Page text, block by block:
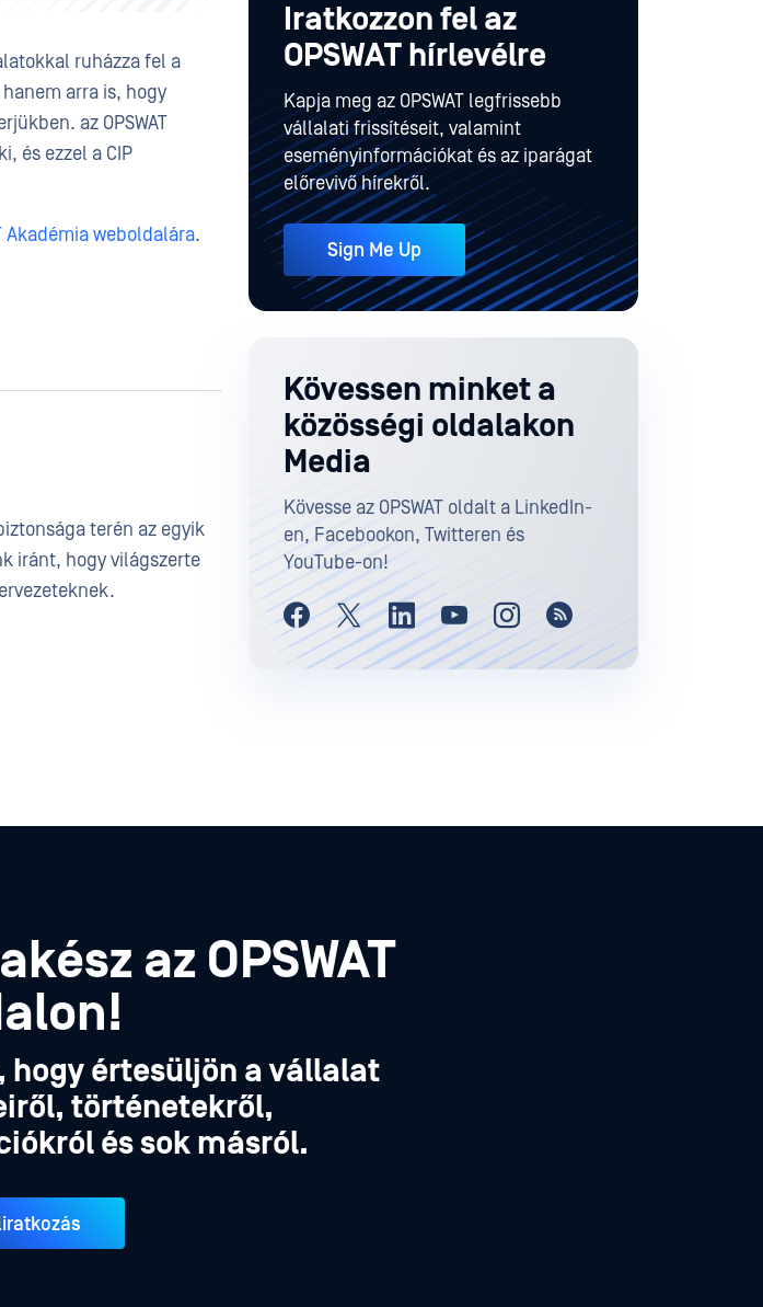
ruházza fel a
arra is, hogy
az OPSWAT
és ezzel a CIP
Akadémia weboldalára.
terén az egyik
iránt, hogy világszerte
Iratkozzon fel az
OPSWAT hírlevélre
Kapja meg az OPSWAT legfrissebb
vállalati frissítéseit, valamint
eseményinformációkat és az iparágat
előrevivő hírekről.
Sign Me Up
Kövessen minket a
közösségi oldalakon
Media
Kövesse az OPSWAT oldalt a LinkedIn-
en, Facebookon, Twitteren és
YouTube-on!
az OPSWAT
hogy értesüljön a vállalat
történetekről,
és sok másról.